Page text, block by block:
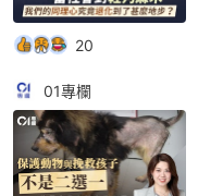
20
01專欄